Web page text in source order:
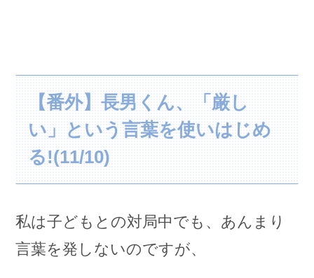
【番外】長男くん、「厳し
い」という言葉を使いはじめ
る!(11/10)
私は子どもとの対局中でも、あんまり
言葉を発しないのですが、